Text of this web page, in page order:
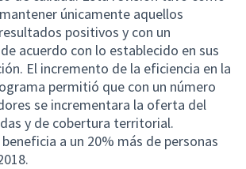
únicamente aquellos
positivos y con un
acuerdo con lo establecido en sus
El incremento de la eficiencia en la
permitió que con un número
se incrementara la oferta del
y de cobertura territorial.
a un 20% más de personas